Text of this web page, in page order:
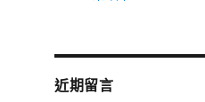
近期留言